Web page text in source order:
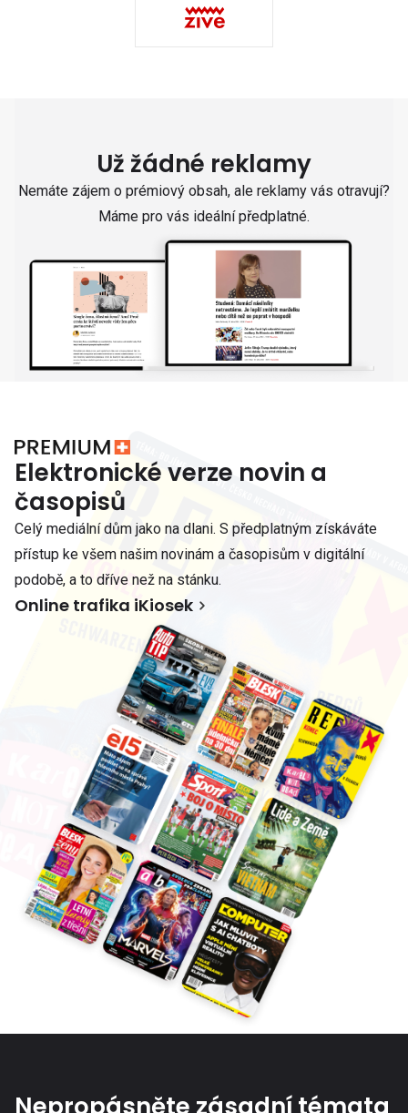
Už žádné reklamy
Nemáte zájem o prémiový obsah, ale reklamy vás otravují?
Máme pro vás ideální předplatné.
Elektronické verze novin a
časopisů
Celý mediální dům jako na dlani. S předplatným získáváte
přístup ke všem našim novinám a časopisům v digitální
podobě, a to dříve než na stánku.
Online trafika iKiosek